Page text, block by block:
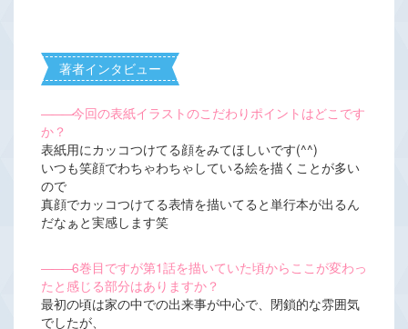
著者インタビュー
―――今回の表紙イラストのこだわりポイントはどこです
か？
表紙用にカッコつけてる顔をみてほしいです(^^)
いつも笑顔でわちゃわちゃしている絵を描くことが多い
ので
真顔でカッコつけてる表情を描いてると単行本が出るん
だなぁと実感します笑
―――6巻目ですが第1話を描いていた頃からここが変わっ
たと感じる部分はありますか？
最初の頃は家の中での出来事が中心で、閉鎖的な雰囲気
でしたが、